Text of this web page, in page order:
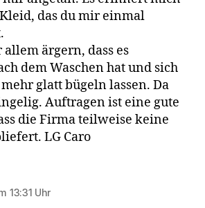
das du mir einmal
ärgern, dass es
dem Waschen hat und sich
glatt bügeln lassen. Da
Auftragen ist eine gute
die Firma teilweise keine
LG Caro
13:31 Uhr